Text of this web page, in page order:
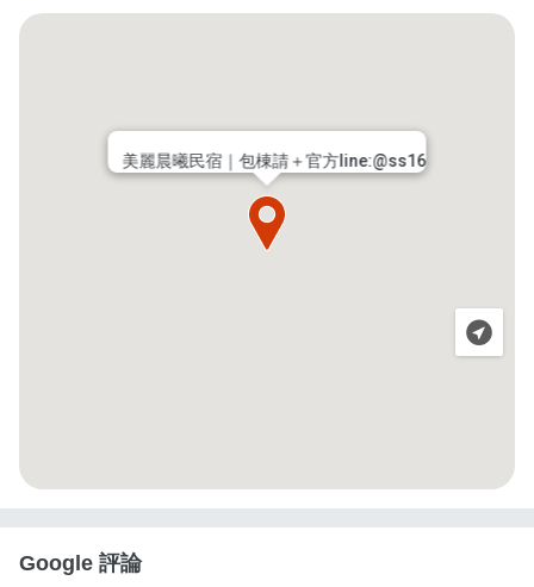
美麗晨曦民宿｜包棟請＋官方line:@ss16
Google 評論